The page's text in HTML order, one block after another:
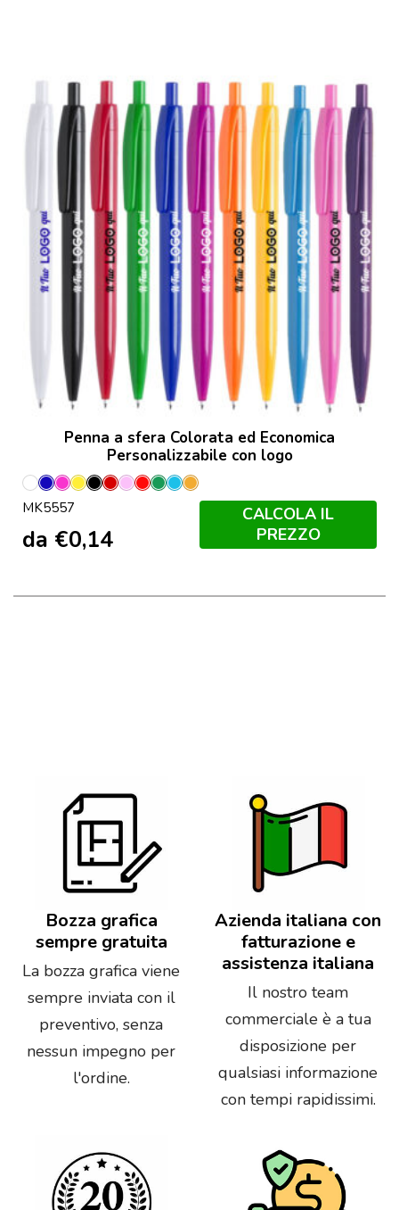
Penna a sfera Colorata ed Economica
Personalizzabile con logo
Bianco
BluFucsia
Giallo
NeroPorpora
RosaRosso
Verde
Azzurro
Orange
MK5557
da €0,14
CALCOLA IL
PREZZO
Bozza grafica
sempre gratuita
La bozza grafica viene
sempre inviata con il
preventivo, senza
nessun impegno per
l'ordine.
Azienda italiana con
fatturazione e
assistenza italiana
Il nostro team
commerciale è a tua
disposizione per
qualsiasi informazione
con tempi rapidissimi.